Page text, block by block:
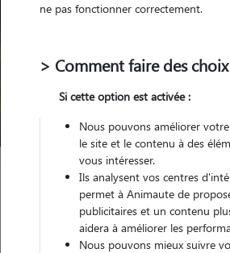
Pour quel
Trouver mon Pet
Garde animaux France Auvergne-
Charvieu-Chavagneux
ne pas fonctionner correctement.
> Comment faire des choix
Si cette option est activée :
Nous pouvons améliorer
le site et le contenu à des
vous intéresser.
Ils analysent vos centres
permet à Animaute de
publicitaires et un contenu
aidera à améliorer les
Nous pouvons mieux suivre